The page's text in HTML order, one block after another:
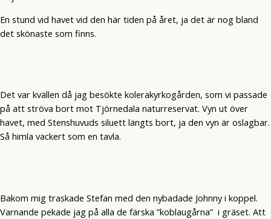
En stund vid havet vid den här tiden på året, ja det är nog bland
det skönaste som finns.
Det var kvällen då jag besökte kolerakyrkogården, som vi passade
på att ströva bort mot Tjörnedala naturreservat. Vyn ut över
havet, med Stenshuvuds siluett längts bort, ja den vyn är oslagbar.
Så himla vackert som en tavla.
Bakom mig traskade Stefan med den nybadade Johnny i koppel.
Varnande pekade jag på alla de färska ”koblaugårna” i gräset. Att